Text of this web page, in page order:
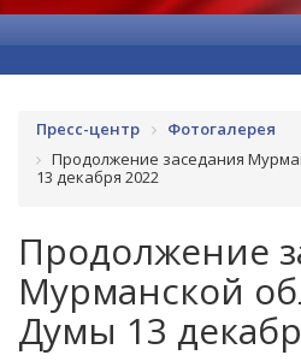
Пресс-центр
Фотогалерея
Продолжение заседания
13 декабря 2022
Продолжение
Мурманской
Думы 13